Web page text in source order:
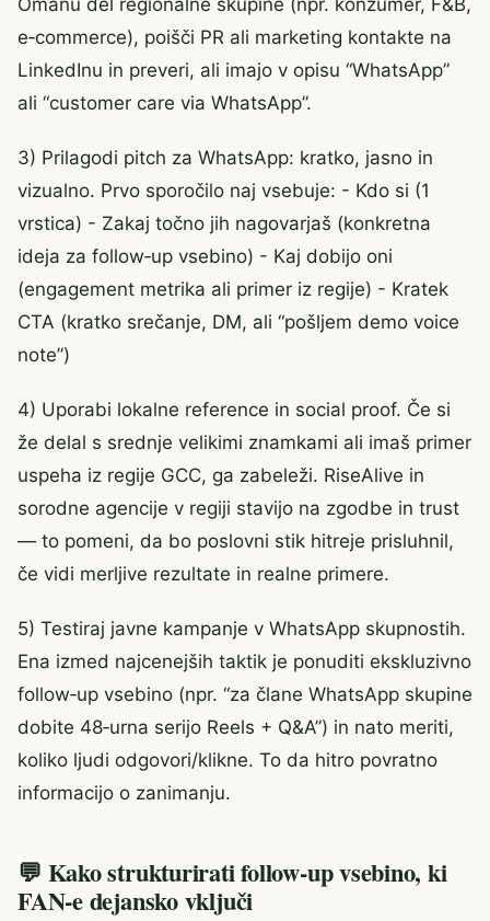
Omanu del regionalne skupine (npr. konzumer, F&B,
e‑commerce), poišči PR ali marketing kontakte na
LinkedInu in preveri, ali imajo v opisu “WhatsApp”
ali “customer care via WhatsApp”.
3) Prilagodi pitch za WhatsApp: kratko, jasno in
vizualno. Prvo sporočilo naj vsebuje: - Kdo si (1
vrstica) - Zakaj točno jih nagovarjaš (konkretna
ideja za follow‑up vsebino) - Kaj dobijo oni
(engagement metrika ali primer iz regije) - Kratek
CTA (kratko srečanje, DM, ali “pošljem demo voice
note”)
4) Uporabi lokalne reference in social proof. Če si
že delal s srednje velikimi znamkami ali imaš primer
uspeha iz regije GCC, ga zabeleži. RiseAlive in
sorodne agencije v regiji stavijo na zgodbe in trust
— to pomeni, da bo poslovni stik hitreje prisluhnil,
če vidi merljive rezultate in realne primere.
5) Testiraj javne kampanje v WhatsApp skupnostih.
Ena izmed najcenejših taktik je ponuditi ekskluzivno
follow‑up vsebino (npr. “za člane WhatsApp skupine
dobite 48‑urna serijo Reels + Q&A”) in nato meriti,
koliko ljudi odgovori/klikne. To da hitro povratno
informacijo o zanimanju.
💬 Kako strukturirati follow‑up vsebino, ki
FAN‑e dejansko vključi